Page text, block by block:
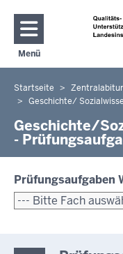
Menü
Navigation aktivieren/
Sie
befinden
sich
hier
Startseite
Geschichte/
Geschichte/
-
Prüfungsaufgaben